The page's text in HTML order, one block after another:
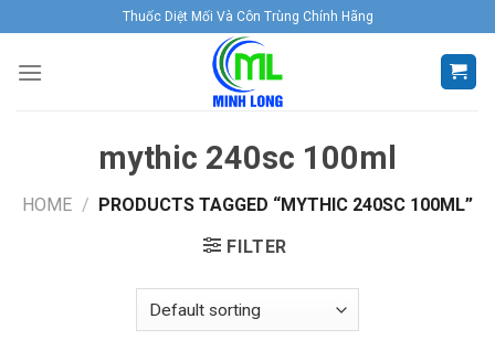
to
content
Thuốc Diệt Mối Và Côn Trùng Chính Hãng
mythic 240sc 100ml
HOME /
PRODUCTS TAGGED “MYTHIC 240SC 100ML”
FILTER